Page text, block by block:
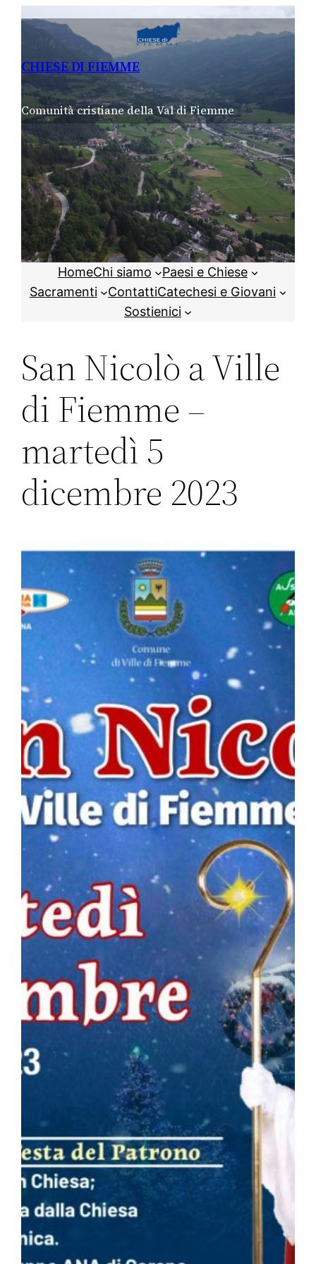
CHIESE DI FIEMME
Comunità cristiane della Val di Fiemme
HomeChi siamo
Paesi e Chiese
Sacramenti
ContattiCatechesi e Giovani
Sostienici
San Nicolò a Ville
di Fiemme –
martedì 5
dicembre 2023